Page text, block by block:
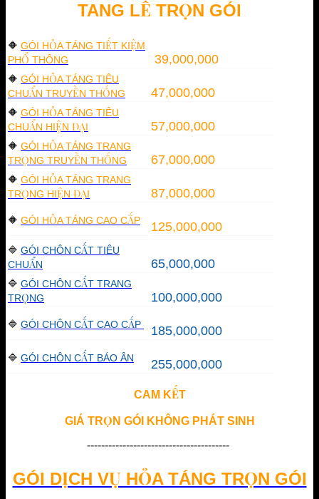
TANG LỄ TRỌN GÓI
🔶 GÓI HỎA TÁNG TIẾT KIỆM
PHỔ THÔNG
39,000,000
🔶 GÓI HỎA TÁNG TIÊU
CHUẨN TRUYỀN THỐNG
47,000,000
🔶 GÓI HỎA TÁNG TIÊU
CHUẨN HIỆN ĐẠI
57,000,000
🔶 GÓI HỎA TÁNG TRANG
TRỌNG TRUYỀN THỐNG
67,000,000
🔶 GÓI HỎA TÁNG TRANG
TRỌNG HIỆN ĐẠI
87,000,000
🔶 GÓI HỎA TÁNG CAO CẤP 125,000,000
🔷 GÓI CHÔN CẤT TIÊU
CHUẨN
65,000,000
🔷 GÓI CHÔN CẤT TRANG
TRỌNG
100,000,000
🔷 GÓI CHÔN CẤT CAO CẤP 185,000,000
🔷 GÓI CHÔN CẤT BÁO ÂN 255,000,000
CAM KẾT
GIÁ TRỌN GÓI
KHÔNG PHÁT SINH
----------------------------------------
GÓI DỊCH VỤ HỎA TÁNG TRỌN GÓI